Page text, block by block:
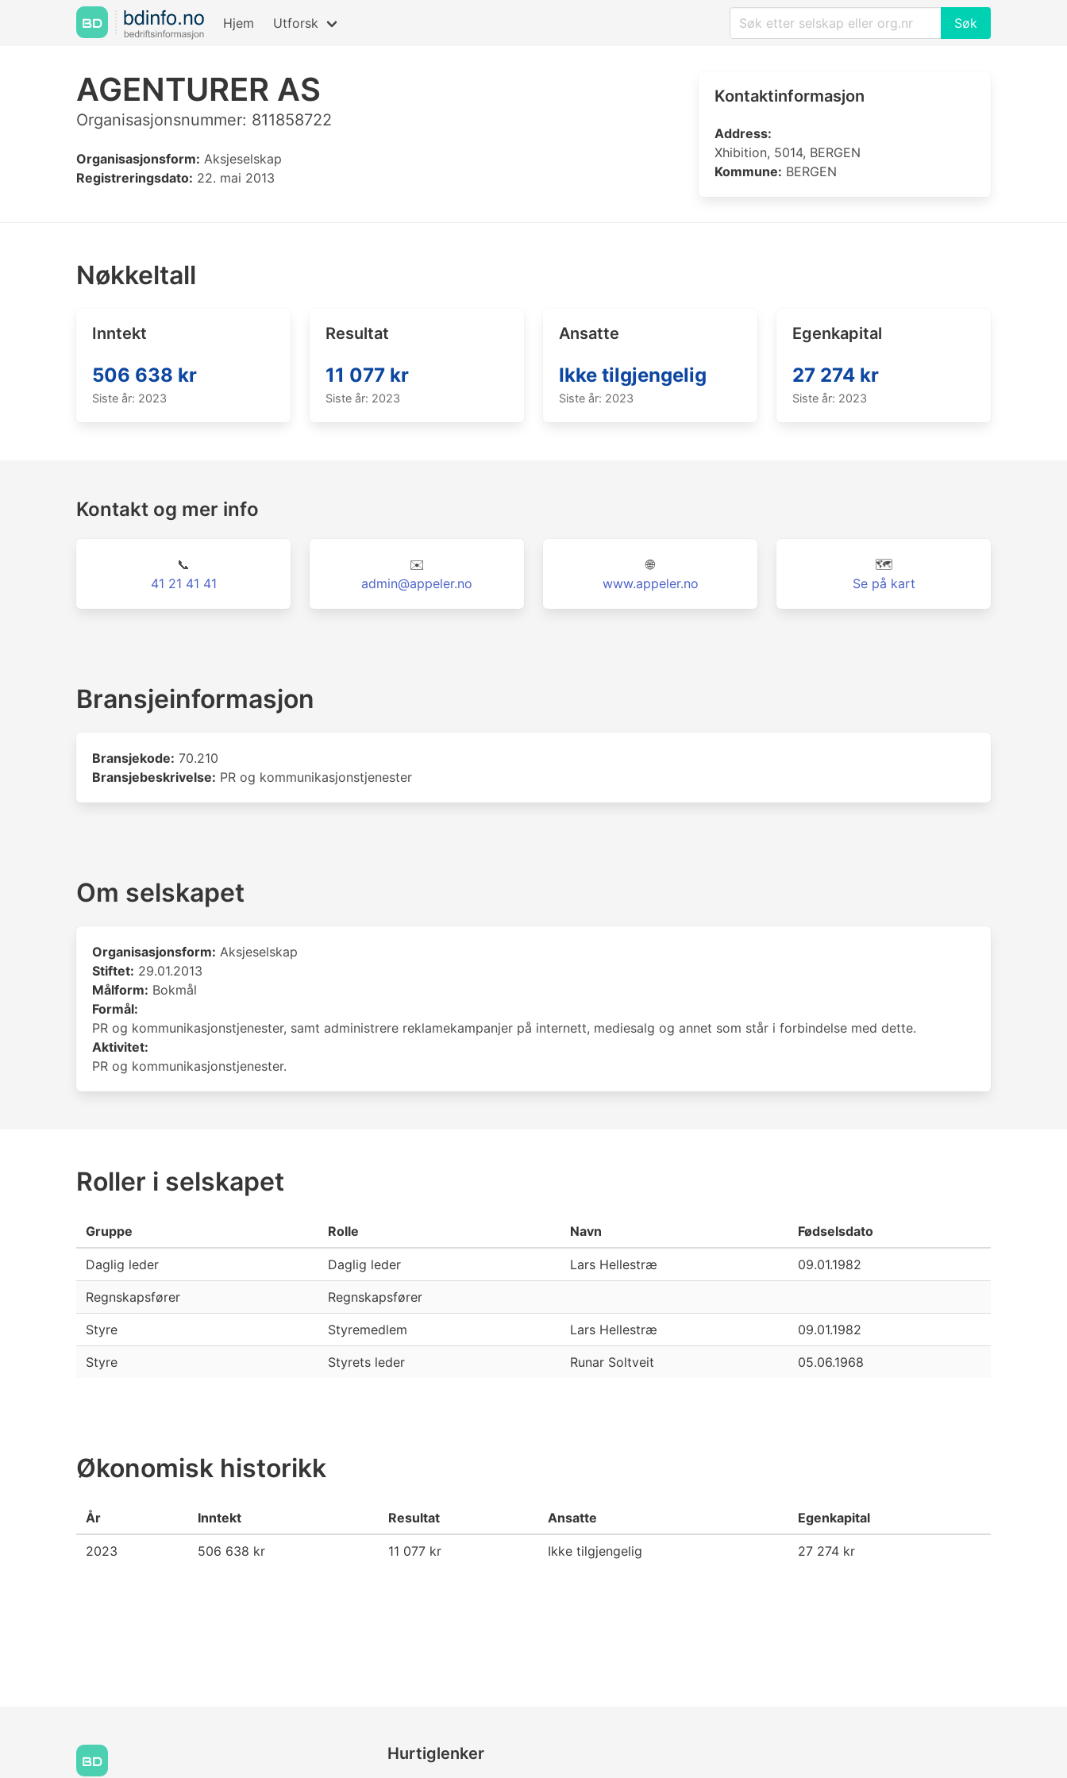
Hjem Utforsk Søk
AGENTURER AS
Organisasjonsnummer: 811858722
Organisasjonsform: Aksjeselskap
Registreringsdato: 22. mai 2013
Kontaktinformasjon
Address:
Xhibition, 5014, BERGEN
Kommune: BERGEN
Nøkkeltall
Inntekt
506 638 kr
Siste år: 2023
Resultat
11 077 kr
Siste år: 2023
Ansatte
Ikke tilgjengelig
Siste år: 2023
Egenkapital
27 274 kr
Siste år: 2023
Kontakt og mer info
📞
41 21 41 41
✉️
admin@appeler.no
🌐
www.appeler.no
🗺️
Se på kart
Bransjeinformasjon
Bransjekode: 70.210
Bransjebeskrivelse: PR og kommunikasjonstjenester
Om selskapet
Organisasjonsform: Aksjeselskap
Stiftet: 29.01.2013
Målform: Bokmål
Formål:
PR og kommunikasjonstjenester, samt administrere reklamekampanjer på internett, mediesalg og annet som står i forbindelse med dette.
Aktivitet:
PR og kommunikasjonstjenester.
Roller i selskapet
Gruppe Rolle Navn Fødselsdato
Daglig leder Daglig leder Lars Hellestræ 09.01.1982
Regnskapsfører Regnskapsfører
Styre Styremedlem Lars Hellestræ 09.01.1982
Styre Styrets leder Runar Soltveit 05.06.1968
Økonomisk historikk
År Inntekt Resultat Ansatte Egenkapital
2023 506 638 kr 11 077 kr Ikke tilgjengelig 27 274 kr
Hurtiglenker